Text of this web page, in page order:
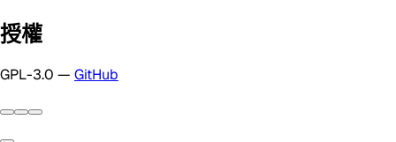
授權
GPL-3.0 — GitHub